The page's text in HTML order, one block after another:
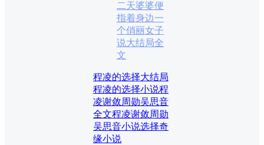
二天婆婆便
指着身边一
个俏丽女子
说大结局全
文
程凌的选择大结局
程凌的选择小说程
凌谢敛周勋吴思音
全文程凌谢敛周勋
吴思音小说选择奇
缘小说